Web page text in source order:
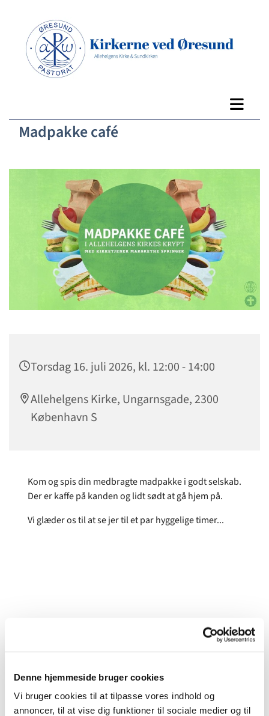
Denne hjemmeside bruger cookies
Vi bruger cookies til at tilpasse vores indhold og
annoncer, til at vise dig funktioner til sociale medier og til
Madpakke café
Torsdag 16. juli 2026, kl. 12:00 - 14:00
Allehelgens Kirke, Ungarnsgade, 2300
København S
Kom og spis din medbragte madpakke i godt selskab.
Der er kaffe på kanden og lidt sødt at gå hjem på.
Vi glæder os til at se jer til et par hyggelige timer...